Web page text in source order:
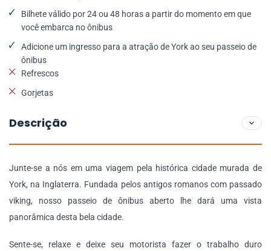
Bilhete válido por 24 ou 48 horas a partir do momento em que
você embarca no ônibus
Adicione um ingresso para a atração de York ao seu passeio de
ônibus
Refrescos
Gorjetas
Descrição
Junte-se a nós em uma viagem pela histórica cidade murada de
York, na Inglaterra. Fundada pelos antigos romanos com passado
viking, nosso passeio de ônibus aberto lhe dará uma vista
panorâmica desta bela cidade.
Sente-se, relaxe e deixe seu motorista fazer o trabalho duro